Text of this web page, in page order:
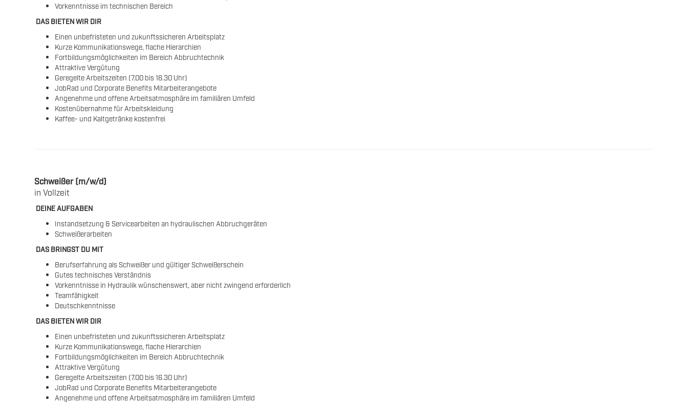
Vorkenntnisse im technischen Bereich
DAS BIETEN WIR DIR
Einen unbefristeten und zukunftssicheren Arbeitsplatz
Kurze Kommunikationswege, flache Hierarchien
Fortbildungsmöglichkeiten im Bereich Abbruchtechnik
Attraktive Vergütung
Geregelte Arbeitszeiten (7.00 bis 16.30 Uhr)
JobRad und Corporate Benefits Mitarbeiterangebote
Angenehme und offene Arbeitsatmosphäre im familiären Umfeld
Kostenübernahme für Arbeitskleidung
Kaffee- und Kaltgetränke kostenfrei
Schweißer (m/w/d)
in Vollzeit
DEINE AUFGABEN
Instandsetzung & Servicearbeiten an hydraulischen Abbruchgeräten
Schweißerarbeiten
DAS BRINGST DU MIT
Berufserfahrung als Schweißer und gültiger Schweißerschein
Gutes technisches Verständnis
Vorkenntnisse in Hydraulik wünschenswert, aber nicht zwingend erforderlich
Teamfähigkeit
Deutschkenntnisse
DAS BIETEN WIR DIR
Einen unbefristeten und zukunftssicheren Arbeitsplatz
Kurze Kommunikationswege, flache Hierarchien
Fortbildungsmöglichkeiten im Bereich Abbruchtechnik
Attraktive Vergütung
Geregelte Arbeitszeiten (7.00 bis 16.30 Uhr)
JobRad und Corporate Benefits Mitarbeiterangebote
Angenehme und offene Arbeitsatmosphäre im familiären Umfeld